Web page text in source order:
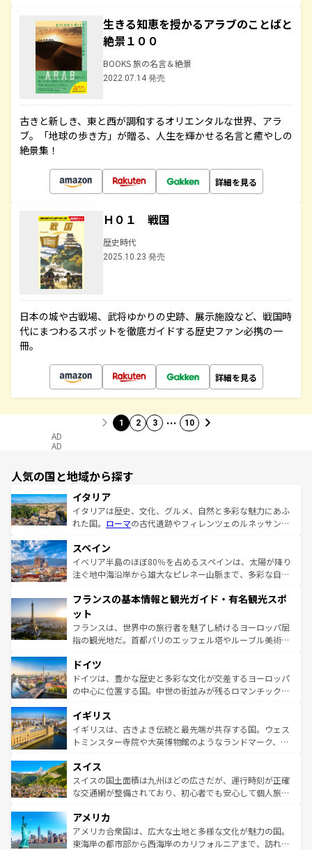
生きる知恵を授かるアラブのことばと
絶景１００
BOOKS 旅の名言＆絶景
2022.07.14 発売
古きと新しき、東と西が調和するオリエンタルな世界、アラ
ブ。「地球の歩き方」が贈る、人生を輝かせる名言と癒やしの
絶景集！
詳細を見る
Ｈ０１ 戦国
歴史時代
2025.10.23 発売
日本の城や古戦場、武将ゆかりの史跡、展示施設など、戦国時
代にまつわるスポットを徹底ガイドする歴史ファン必携の一
冊。
詳細を見る
1 2 3 … 10
AD
AD
人気の国と地域から探す
イタリア
イタリアは歴史、文化、グルメ、自然と多彩な魅力にあふ
れた国。 ローマの古代遺跡やフィレンツェのルネッサンス
ろん、トスカーナの美しい田園風景やアマルフィ海岸の絶
景など、自然景観も見逃せない。観光の合間には、本場の
ピザやパスタなど、絶品のイタリア料理を堪能することも
ませてくれるイタリアで、忘れられない旅をしてみよう！
なお、新着のイタリア情報は
しい。
スペイン
イベリア半島のほぼ80％を占めるスペインは、太陽が降り
注ぐ地中海沿岸から雄大なピレネー山脈まで、多彩な自然
文化が根付くこの国では、情熱的なフラメンコ、熱気あふ
れる闘牛、そして美味しいタパスが生活の一部となってい
る。首都マドリードの洗練された雰囲気や、バルセロナの
アートに溢れた街角から、地方では古代ローマ遺跡や中世
せる。地方によって風土や気候が異なるスペインはその個
性で訪れる人を魅了する。 なお、新着のスペイン情報は コ
ンテンツ一覧を参照してほしい。
フランスの基本情報と観光ガイド・有名観光スポ
ット
フランスは、世界中の旅行者を魅了し続けるヨーロッパ屈
指の観光地だ。首都パリのエッフェル塔やルーブル美術館
で、幅広い魅力が詰まっている。華麗な宮殿、歴史的な大
聖堂、美しいビーチ、そして豊かな自然が、訪れる者を心
から魅了する。また、フランスは美食の国としても知ら
いる。シャンパンの発祥地であるランス、プロヴァンスの
香り高いラベンダー畑など、多彩な楽しみ方が可能だ。さ
らに、パリ以外の地域にも魅力が溢れており、どの街角に
れる地方に足を運ぶとそれぞれで全く異なる文化を体験で
きるだろう。 なお、新着のフランス情報はコンテンツ一覧
を参照してほしい。
ドイツ
ドイツは、豊かな歴史と多彩な文化が交差するヨーロッパ
の中心に位置する国。中世の街並みが残るロマンチック街
顔を持つこの国は、どこを歩いても飽きることがない。ベ
ルリンの文化的活気、バイエルン州のアルプスの絶景、そ
してライン川沿いのワイン畑といった風景は必見。ビール
は、お酒好きな人にはぜひ体験してほしい。 なお、新着の
ドイツ情報はコンテンツ一覧を参照してほしい。
イギリス
イギリスは、古きよき伝統と最先端が共存する国。ウェス
トミンスター寺院や大英博物館のようなランドマーク、歴
リアごとに異なる魅力がある。また、優雅なアフタヌーン
ティー、ビール好きにはたまらない英国パブ、サッカー観
戦など、本場だからこそできる体験も豊富。イギリスを旅
ンツ一覧を参照してほしい。
スイス
スイスの国土面積は九州ほどの広さだが、運行時刻が正確
な交通網が整備されており、初心者でも安心して個人旅行
の建物がそのまま残る町や、スイスならではのユニークな
博物館もあり、アルプス観光だけでなく町歩きも満喫する
ことができる。国民の所得が高いため物価も高いが、旅行
アメリカ
アメリカ合衆国は、広大な土地と多様な文化が魅力の国。
東海岸の都市部から西海岸のカリフォルニアまで、訪れる